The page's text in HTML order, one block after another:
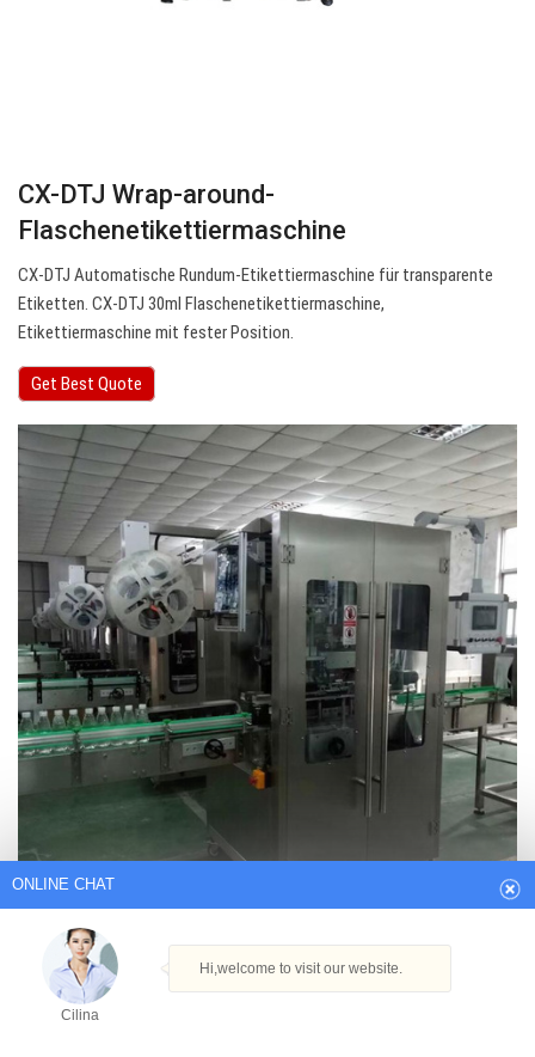
CX-DTJ Wrap-around-
Flaschenetikettiermaschine
CX-DTJ Automatische Rundum-Etikettiermaschine für transparente
Etiketten. CX-DTJ 30ml Flaschenetikettiermaschine,
Etikettiermaschine mit fester Position.
Get Best Quote
China Schrumpffolien-Etikettiermaschine,
Schrumpffolienflasche…
Hi,welcome to visit our website.
Cilina